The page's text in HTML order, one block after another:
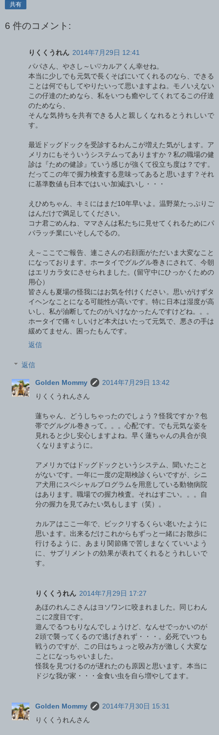
共有
6 件のコメント:
りくくうれん 2014年7月29日 12:41
パパさん、やさし～い♡カルアくん幸せね。
本当に少しでも元気で長くそばにいてくれるのなら、できる
ことは何でもしてやりたいって思いますよね。モノいえない
この仔達のためなら、私をいつも癒やしてくれてるこの仔達
のためなら、
そんな気持ちを共有できる人と親しくなれるとうれしいで
す。
最近ドッグドックを受診するわんこが増えた気がします。ア
メリカにもそういうシステムってありますか？私の職場の健
診は『ための健診』ていう感じが強くて役立ち度は？です。
だってこの年で握力検査する意味ってあると思います？それ
に基準数値も日本ではいい加減ぽいし・・・
えひめちゃん、キミにはまだ10年早いよ。温野菜たっぷりご
はんだけで満足してください。
コナ君ごめんね、ママさんは私たちに見せてくれるためにパ
パラッチ業にいそしんでるの。
え～ここでご報告、連こさんの右顔面がただいま大変なこと
になっております。ホータイでグルグル巻きにされて、今朝
はエリカラ女にさせられました。(留守中にひっかくための
用心）
皆さんも夏場の怪我にはお気を付けください。思いがけずタ
イヘンなことになる可能性が高いです。特に日本は湿度が高
いし、私が油断してたのがいけなかったんですけどね。。。
ホータイで痛々しいけど本犬はいたって元気で、悪さの手は
緩めてません、困ったもんです。
返信
返信
Golden Mommy
2014年7月29日 13:42
りくくうれんさん
蓮ちゃん、どうしちゃったのでしょう？怪我ですか？包
帯でグルグル巻きって。。。心配です。でも元気な姿を
見れると少し安心しますよね。早く蓮ちゃんの具合が良
くなりますように。
アメリカではドッグドックというシステム、聞いたこと
がないです。一年に一度の定期検診くらいですが、シニ
ア犬用にスペシャルプログラムを用意している動物病院
はあります。職場での握力検査。それはすごい。。。自
分の握力を見てみたい気もします（笑）。
カルアはここ一年で、ビックリするくらい老いたように
思います。出来るだけこれからもずっと一緒にお散歩に
行けるように、あまり関節痛で苦しまなくていいよう
に、サプリメントの効果が表れてくれるとうれしいで
す。
りくくうれん 2014年7月29日 17:27
あほのれんこさんはヨソワンに咬まれました。同じわん
こに2度目です。
遊んでるつもりなんでしょうけど、なんせでっかいのが
2頭で襲ってくるので逃げきれず・・・。必死でいつも
戦うのですが、この日はちょっと咬み方が激しく大変な
ことになっちゃいました。
怪我を見つけるのが遅れたのも原因と思います。本当に
ドジな我が家・・・金食い虫を自ら増やしてます。
Golden Mommy
2014年7月30日 15:31
りくくうれんさん